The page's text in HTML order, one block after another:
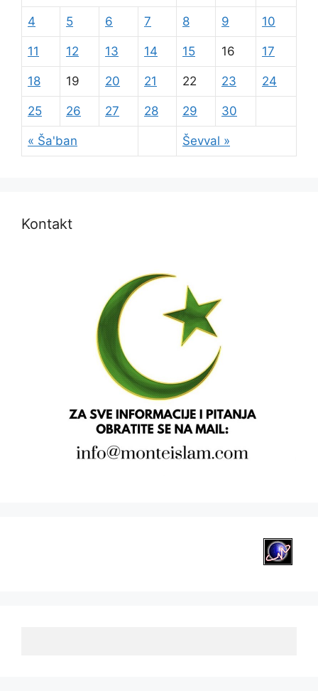
« Ša'ban Ševval »
4 5 6 7 8 9 10
11 12 13 14 15 16 17
18 19 20 21 22 23 24
25 26 27 28 29 30
Kontakt